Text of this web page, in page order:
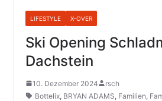
LIFESTYLE X-OVER
Ski Opening
Dachstein
10. Dezember 2024
rsch
Bottelix, BRYAN ADAMS, Familien,